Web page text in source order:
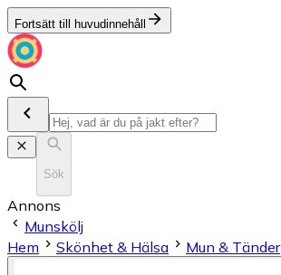
Fortsätt till huvudinnehåll
Sök
Annons
Munskölj
Hem
Skönhet & Hälsa Mun & Tänder